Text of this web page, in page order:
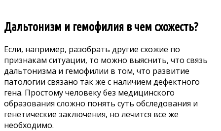
Дальтонизм и гемофилия в чем схожесть?
Если, например, разобрать другие схожие по
признакам ситуации, то можно выяснить, что связь
дальтонизма и гемофилии в том, что развитие
патологии связано так же с наличием дефектного
гена. Простому человеку без медицинского
образования сложно понять суть обследования и
генетические заключения, но лечится все же
необходимо.